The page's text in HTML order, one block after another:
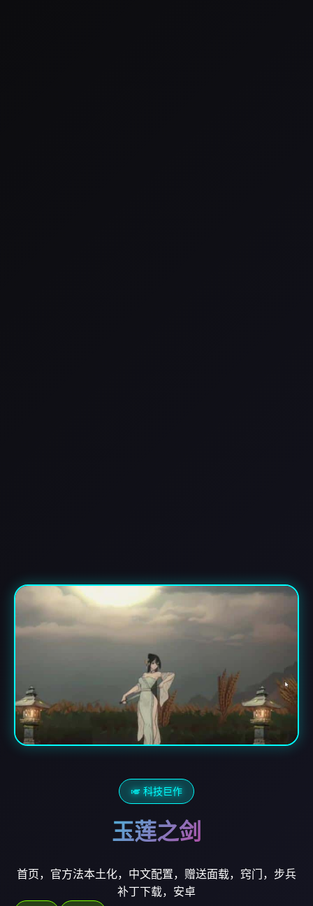
🎺 科技巨作
玉莲之剑
首页，官方法本土化，中文配置，赠送面载，窍门，步兵
补丁下载，安卓